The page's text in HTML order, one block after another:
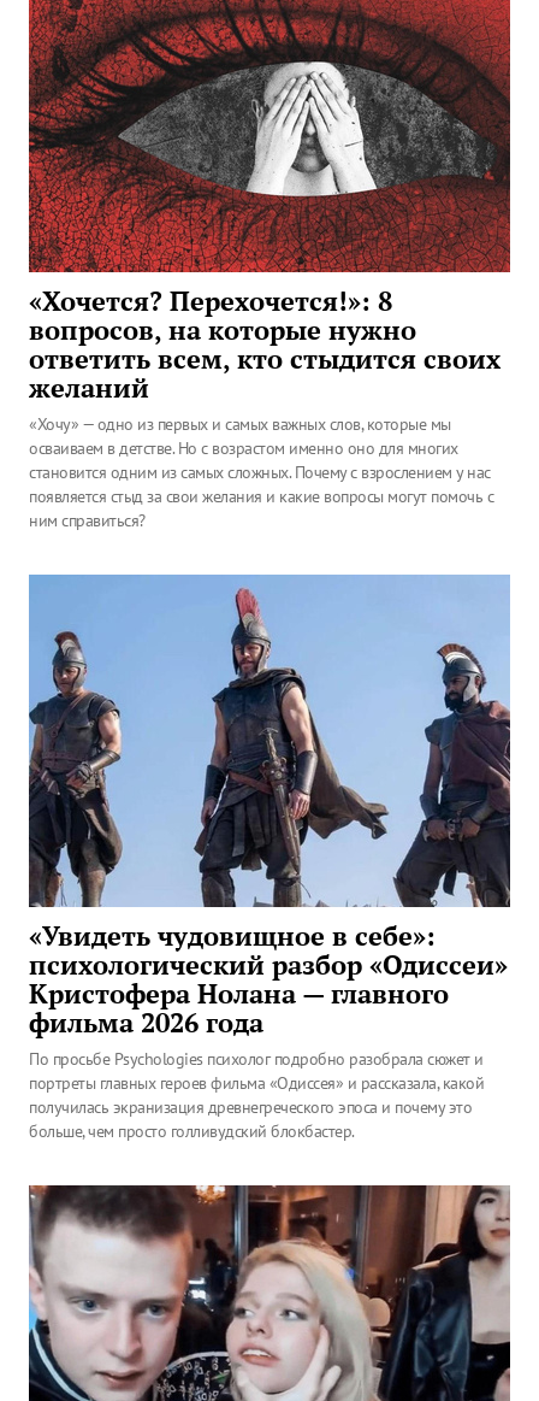
«Хочется? Перехочется!»: 8
вопросов, на которые нужно
ответить всем, кто стыдится своих
желаний
«Хочу» — одно из первых и самых важных слов, которые мы
осваиваем в детстве. Но с возрастом именно оно для многих
становится одним из самых сложных. Почему с взрослением у нас
появляется стыд за свои желания и какие вопросы могут помочь с
ним справиться?
«Увидеть чудовищное в себе»:
психологический разбор «Одиссеи»
Кристофера Нолана — главного
фильма 2026 года
По просьбе Psychologies психолог подробно разобрала сюжет и
портреты главных героев фильма «Одиссея» и рассказала, какой
получилась экранизация древнегреческого эпоса и почему это
больше, чем просто голливудский блокбастер.